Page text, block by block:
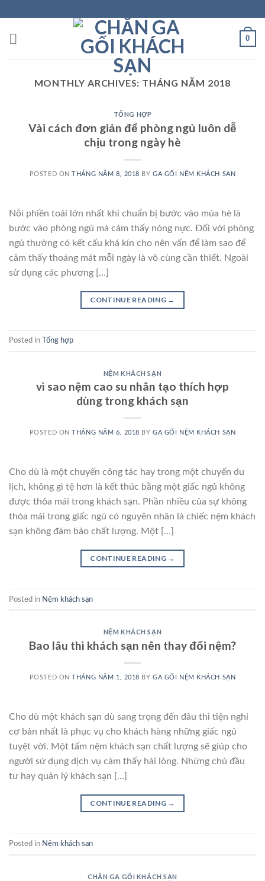
content
0
MONTHLY ARCHIVES: THÁNG NĂM 2018
TỔNG HỢP
Vài cách đơn giản để phòng ngủ luôn dễ
chịu trong ngày hè
POSTED ONTHÁNG NĂM 8, 2018 BYGA GỐI NỆM KHÁCH SẠN
Nỗi phiền toái lớn nhất khi chuẩn bị bước vào mùa hè là
bước vào phòng ngủ mà cảm thấy nóng nực. Đối với phòng
ngủ thường có kết cấu khá kín cho nên vấn để làm sao để
cảm thấy thoáng mát mỗi ngày là vô cùng cần thiết. Ngoài
sử dụng các phương […]
CONTINUE READING →
Posted in Tổng hợp
NỆM KHÁCH SẠN
vì sao nệm cao su nhân tạo thích hợp
dùng trong khách sạn
POSTED ONTHÁNG NĂM 6, 2018 BYGA GỐI NỆM KHÁCH SẠN
Cho dù là một chuyến công tác hay trong một chuyến du
lịch, không gì tệ hơn là kết thúc bằng một giấc ngủ không
được thỏa mái trong khách sạn. Phần nhiều của sự không
thỏa mái trong giấc ngủ có nguyên nhân là chiếc nệm khách
sạn không đảm bảo chất lượng. Một […]
CONTINUE READING →
Posted in Nệm khách sạn
NỆM KHÁCH SẠN
Bao lâu thì khách sạn nên thay đổi nệm?
POSTED ONTHÁNG NĂM 1, 2018 BYGA GỐI NỆM KHÁCH SẠN
Cho dù một khách sạn dù sang trọng đến đâu thì tiện nghi
cơ bản nhất là phục vụ cho khách hàng những giấc ngủ
tuyệt vời. Một tấm nệm khách sạn chất lượng sẽ giúp cho
người sử dụng dịch vụ cảm thấy hài lòng. Những chủ đầu
tư hay quản lý khách sạn […]
CONTINUE READING →
Posted in Nệm khách sạn
CHĂN GA GỐI KHÁCH SẠN